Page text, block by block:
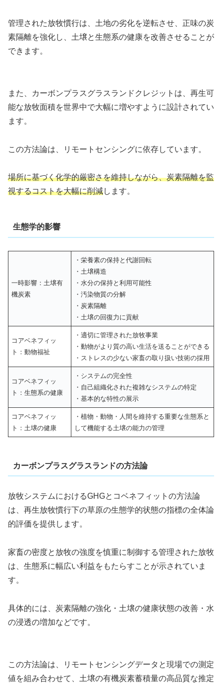
管理された放牧慣行は、土地の劣化を逆転させ、正味の炭
素隔離を強化し、土壌と生態系の健康を改善させることが
できます。
また、カーボンプラスグラスランドクレジットは、再生可
能な放牧面積を世界中で大幅に増やすように設計されてい
ます。
この方法論は、リモートセンシングに依存しています。
場所に基づく化学的厳密さを維持しながら、炭素隔離を監
視するコストを大幅に削減します。
生態学的影響
一時影響：土壌有
機炭素
・栄養素の保持と代謝回転
・土壌構造
・水分の保持と利用可能性
・汚染物質の分解
・炭素隔離
・土壌の回復力に貢献
コアベネフィッ
ト：動物福祉
・適切に管理された放牧事業
・動物がより質の高い生活を送ることができる
・ストレスの少ない家畜の取り扱い技術の採用
コアベネフィッ
ト：生態系の健康
・システムの完全性
・自己組織化された複雑なシステムの特定
・基本的な特性の展示
コアベネフィッ
ト：土壌の健康
・植物・動物・人間を維持する重要な生態系と
して機能する土壌の能力の管理
カーボンプラスグラスランドの方法論
放牧システムにおけるGHGとコベネフィットの方法論
は、再生放牧慣行下の草原の生態学的状態の指標の全体論
的評価を提供します。
家畜の密度と放牧の強度を慎重に制御する管理された放牧
は、生態系に幅広い利益をもたらすことが示されていま
す。
具体的には、炭素隔離の強化・土壌の健康状態の改善・水
の浸透の増加などです。
この方法論は、リモートセンシングデータと現場での測定
値を組み合わせて、土壌の有機炭素蓄積量の高品質な推定